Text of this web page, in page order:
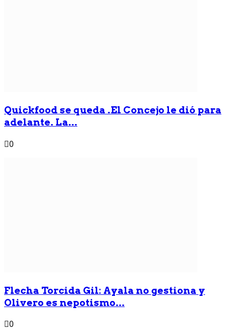
Quickfood se queda .El Concejo le dió para
adelante. La...
0
Flecha Torcida Gil: Ayala no gestiona y
Olivero es nepotismo...
0